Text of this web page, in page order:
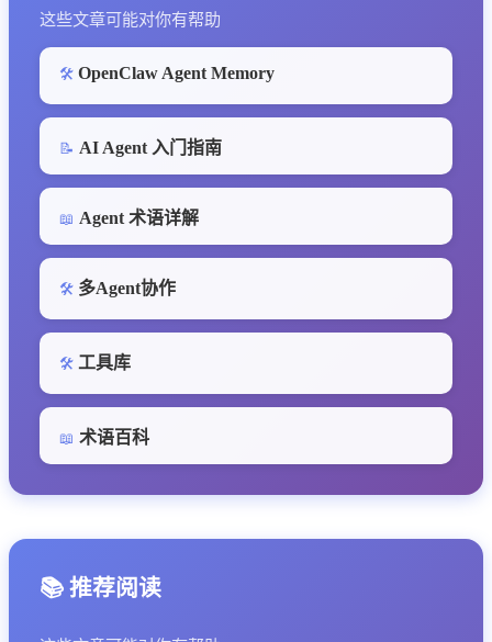
这些文章可能对你有帮助
🛠️ OpenClaw Agent Memory
📝 AI Agent 入门指南
📖 Agent 术语详解
🛠️ 多Agent协作
🛠️ 工具库
📖 术语百科
📚 推荐阅读